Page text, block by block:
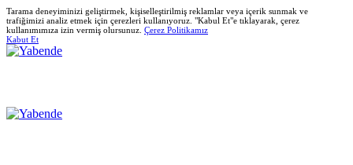
Tarama deneyiminizi geliştirmek, kişiselleştirilmiş reklamlar veya içerik sunmak ve
trafiğimizi analiz etmek için çerezleri kullanıyoruz. "Kabul Et"e tıklayarak, çerez
kullanımımıza izin vermiş olursunuz. Çerez Politikamız
Kabut Et